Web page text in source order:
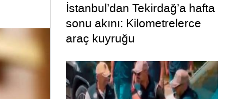
İstanbul’dan Tekirdağ’a hafta
sonu akını: Kilometrelerce
araç kuyruğu